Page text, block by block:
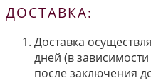
ДОСТАВКА:
Доставка
дней (в
после заключения